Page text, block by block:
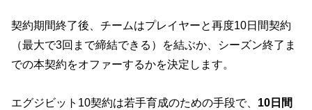
契約期間終了後、チームはプレイヤーと再度10日間契約
（最大で3回まで締結できる）を結ぶか、シーズン終了ま
での本契約をオファーするかを決定します。
エグジビット10契約は若手育成のための手段で、 10日間